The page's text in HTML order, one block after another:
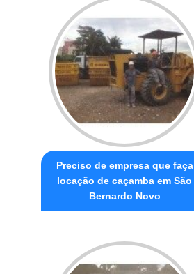
Preciso de empresa que faça
locação de caçamba em São
Bernardo Novo